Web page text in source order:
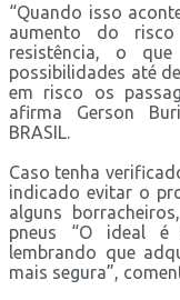
“Quando isso
aumento do
resistência, o
possibilidades até
em risco os
afirma Gerson
BRASIL.
Caso tenha
indicado evitar o
alguns
pneus “O ideal é
lembrando que
mais segura”,